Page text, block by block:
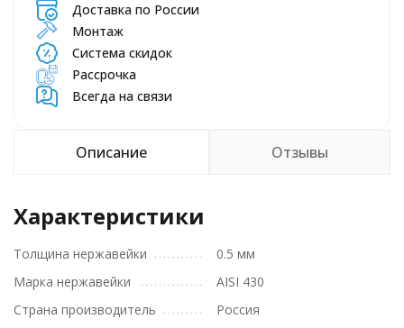
Доставка по России
Монтаж
Система скидок
Рассрочка
Всегда на связи
Описание Отзывы
Характеристики
Толщина нержавейки
0.5 мм
Марка нержавейки
AISI 430
Страна производитель
Россия